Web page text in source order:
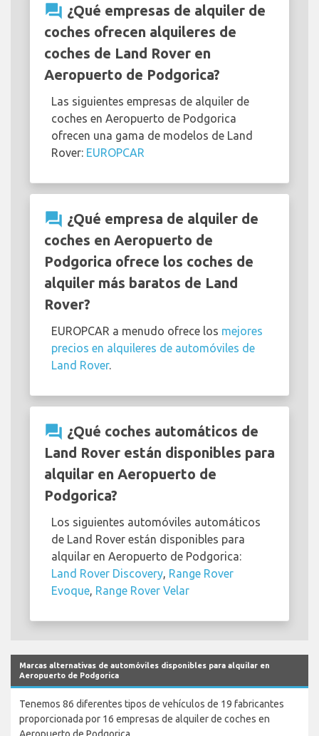
question_answer ¿Qué empresas de alquiler de
coches ofrecen alquileres de
coches de Land Rover en
Aeropuerto de Podgorica?
Las siguientes empresas de alquiler de
coches en Aeropuerto de Podgorica
ofrecen una gama de modelos de Land
Rover: EUROPCAR
question_answer ¿Qué empresa de alquiler de
coches en Aeropuerto de
Podgorica ofrece los coches de
alquiler más baratos de Land
Rover?
EUROPCAR a menudo ofrece los mejores
precios en alquileres de automóviles de
Land Rover.
question_answer ¿Qué coches automáticos de
Land Rover están disponibles para
alquilar en Aeropuerto de
Podgorica?
Los siguientes automóviles automáticos
de Land Rover están disponibles para
alquilar en Aeropuerto de Podgorica:
Land Rover Discovery Range Rover
Evoque Range Rover Velar
Marcas alternativas de automóviles disponibles para alquilar en
Aeropuerto de Podgorica
Tenemos 86 diferentes tipos de vehículos de 19 fabricantes
proporcionada por 16 empresas de alquiler de coches en
Aeropuerto de Podgorica.